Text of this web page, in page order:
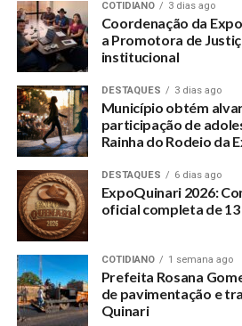
PROVIDENCIAR-ATERRAMENTO-DE-
UP NEXT
Saúde municipal contribui com
Vereador acusado de se apropriar
responderá por improbidade
COTIDIANO 3 dias ago
Coordenação da
a Promotora de
institucional
DESTAQUES 3 dias ago
Município obtém
participação de
Rainha do Rodeio da
DESTAQUES 6 dias ago
ExpoQuinari 2026:
oficial completa de
COTIDIANO 1 semana ago
Prefeita Rosana
de pavimentação e
Quinari